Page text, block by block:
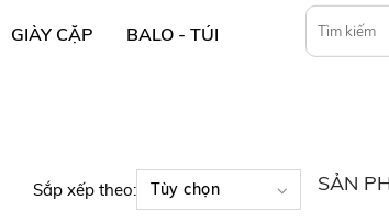
GIÀY CẶP BALO - TÚI
Sắp xếp theo: SẢN